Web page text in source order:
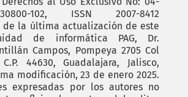
102, ISSN 2007-8412
de la última actualización de este
de informática PAG, Dr.
Campos, Pompeya 2705 Col
44630, Guadalajara, Jalisco,
modificación, 23 de enero 2025.
expresadas por los autores no